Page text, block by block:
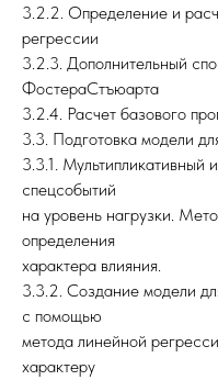
3.2.2. Определение и
регрессии
3.2.3. Дополнительный
ФостераСтъюарта
3.2.4. Расчет базового
3.3. Подготовка модели
3.3.1. Мультипликативный
спецсобытий
на уровень нагрузки.
определения
характера влияния.
3.3.2. Создание модели
с помощью
метода линейной
характеру